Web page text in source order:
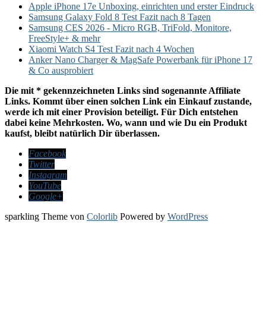
Apple iPhone 17e Unboxing, einrichten und erster Eindruck
Samsung Galaxy Fold 8 Test Fazit nach 8 Tagen
Samsung CES 2026 - Micro RGB, TriFold, Monitore,
FreeStyle+ & mehr
Xiaomi Watch S4 Test Fazit nach 4 Wochen
Anker Nano Charger & MagSafe Powerbank für iPhone 17
& Co ausprobiert
Die mit * gekennzeichneten Links sind sogenannte Affiliate
Links. Kommt über einen solchen Link ein Einkauf zustande,
werde ich mit einer Provision beteiligt. Für Dich entstehen
dabei keine Mehrkosten. Wo, wann und wie Du ein Produkt
kaufst, bleibt natürlich Dir überlassen.
Facebook
Twitter
Instagram
YouTube
Google+
sparkling Theme von Colorlib Powered by WordPress